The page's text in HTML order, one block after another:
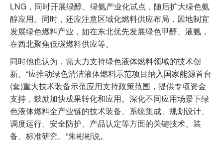
LNG，同时开展绿醇、绿氨产业化试点，随后扩大绿色氨
醇应用。同时，还应注意区域化燃料供应布局，因地制宜
发展绿色燃料产业，如在东北优先发展绿色甲醇、液氨，
在西北聚焦低碳燃料供应等。
同时他也认为，需大力支持绿色液体燃料领域的技术创
新。“应推动绿色清洁液体燃料示范项目纳入国家能源首台
(套)重大技术装备示范应用支持政策范围，提供专项资金
支持，鼓励加快成果转化和应用。深化不同应用场景下绿
色液体燃料全产业链的技术装备、系统集成、规划设计、
调度运行、安全防护、产品认定等方面的关键技术、装
备、标准研究。”朱彬彬说。